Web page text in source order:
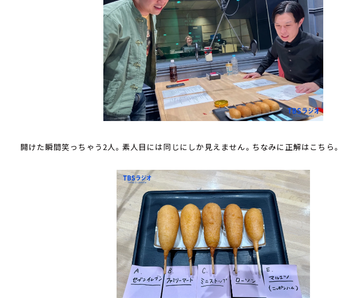
開けた瞬間笑っちゃう2人。素人目には同じにしか見えません。ちなみに正解はこちら。